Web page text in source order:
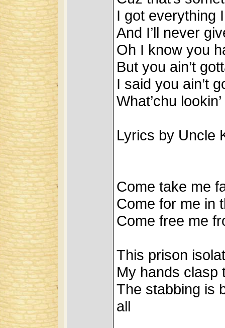
I got everything
And I’ll never
Oh I know you
But you ain’t
I said you ain’t
What’chu
Lyrics by Uncle
Come take me
Come for me in
Come free me
This prison
My hands clasp
The stabbing is
all